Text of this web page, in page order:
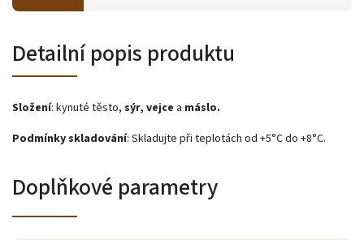
Detailní popis produktu
Složení: kynuté těsto, sýr, vejce a máslo.
Podmínky skladování: Skladujte při teplotách od +5°C do +8°C.
Doplňkové parametry